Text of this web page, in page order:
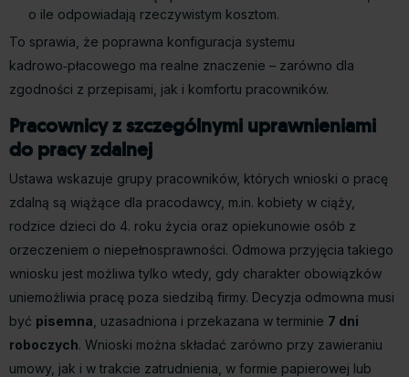
o ile odpowiadają rzeczywistym kosztom.
To sprawia, że poprawna konfiguracja systemu
kadrowo‑płacowego ma realne znaczenie – zarówno dla
zgodności z przepisami, jak i komfortu pracowników.
Pracownicy z szczególnymi uprawnieniami
do pracy zdalnej
Ustawa wskazuje grupy pracowników, których wnioski o pracę
zdalną są wiążące dla pracodawcy, m.in. kobiety w ciąży,
rodzice dzieci do 4. roku życia oraz opiekunowie osób z
orzeczeniem o niepełnosprawności. Odmowa przyjęcia takiego
wniosku jest możliwa tylko wtedy, gdy charakter obowiązków
uniemożliwia pracę poza siedzibą firmy. Decyzja odmowna musi
być pisemna , uzasadniona i przekazana w terminie 7 dni
roboczych. Wnioski można składać zarówno przy zawieraniu
umowy, jak i w trakcie zatrudnienia, w formie papierowej lub